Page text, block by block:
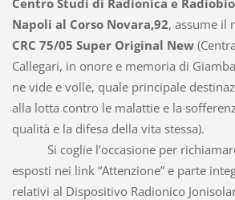
Centro Studi di Radionica e
Napoli al Corso Novara,92, assume il
CRC 75/05 Super Original New
Callegari, in onore e memoria di
ne vide e volle, quale principale
alla lotta contro le malattie e la
qualità e la difesa della vita stessa).
Si coglie l’occasione per
esposti nei link “Attenzione” e parte
relativi al Dispositivo Radionico